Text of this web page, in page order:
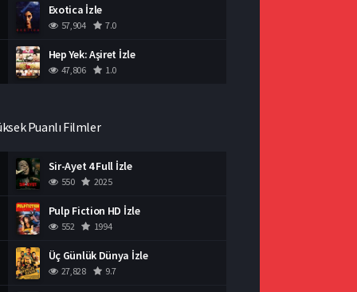
Exotica İzle
57,904 7.0
Hep Yek: Aşiret İzle
47,806 1.0
Puanlı Filmler
Sir-Ayet 4 Full İzle
550 2025
Pulp Fiction HD İzle
552 1994
Üç Günlük Dünya İzle
27,828 9.7